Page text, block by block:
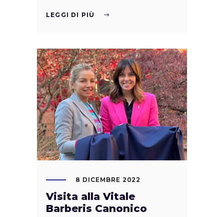
LEGGI DI PIÙ
8 DICEMBRE 2022
Visita alla Vitale
Barberis Canonico